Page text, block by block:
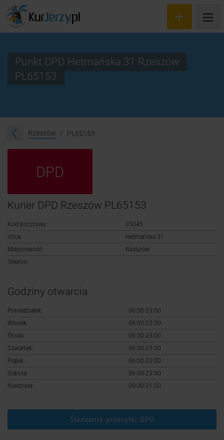
Śledzenie przesyłki
Logowanie
Punkt DPD Hetmańska 31 Rzeszów
PL65153
Rzeszów PL65153
DPD
Kurier DPD Rzeszów PL65153
Kod pocztowy:
35045
Ulica:
Hetmańska 31
Miejscowość:
Rzeszów
Telefon:
Godziny otwarcia
Poniedziałek:
06:00-23:00
Wtorek:
06:00-23:00
Środa:
06:00-23:00
Czwartek:
06:00-23:00
Piątek:
06:00-23:00
Sobota:
06:00-23:00
Niedziela:
09:00-21:00
Śledzenie przesyłki DPD